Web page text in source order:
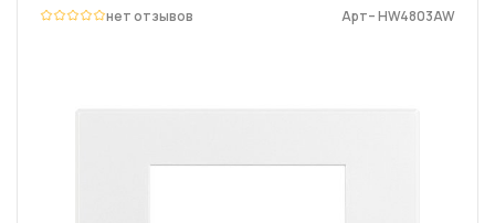
нет отзывов Арт– HW4803AW